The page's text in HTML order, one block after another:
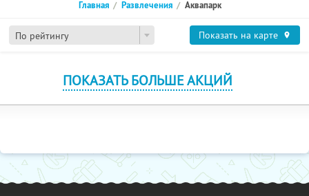
По рейтингу
Главная Развлечения Аквапарк
Показать на карте
ПОКАЗАТЬ БОЛЬШЕ АКЦИЙ